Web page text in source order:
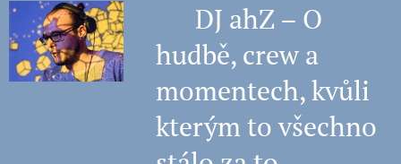
🗣️ DJ ahZ – O
hudbě, crew a
momentech, kvůli
kterým to všechno